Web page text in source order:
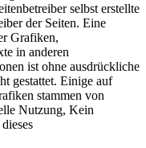
selbst erstellte
der Seiten. Eine
Grafiken,
in anderen
ist ohne ausdrückliche
gestattet. Einige auf
stammen von
Nutzung, Kein